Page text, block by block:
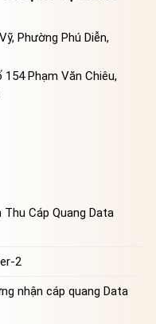
Phường Phú Diễn,
154 Phạm Văn Chiêu,
Thu Cáp Quang Data
2
nhận cáp quang Data